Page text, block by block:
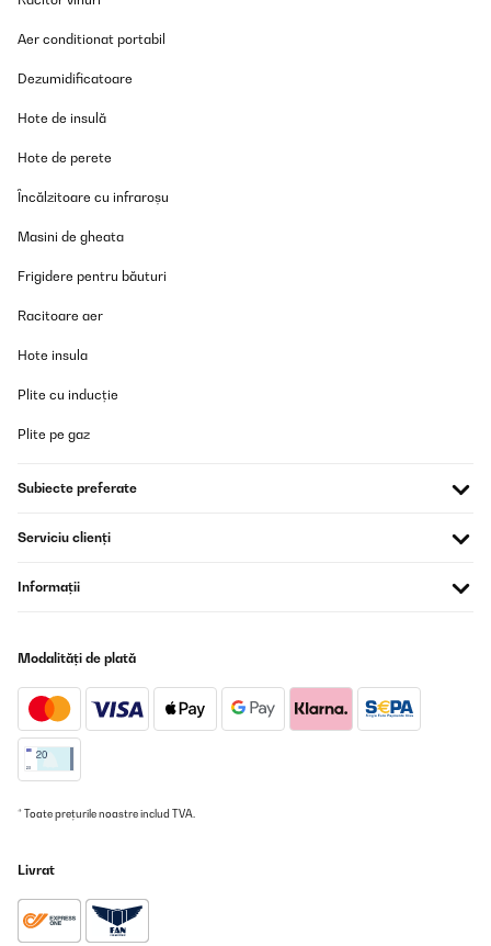
habe das Kochfeld nun zwei Jahre in Gebrauch und würde es für
den Preis definitiv wieder kaufen.klar muss man ein paar
manchen Töpfen/Pfannen brummt es etwas jedoch kommt die
gibt auch eine praktische Warmhalte Funktion.Wenn man mit drei
aufgrund der kompakten Anordnung etwas eingeschränkt. (z. b.
wird kaum/nicht funktionieren)
évaluation sans avoir acheté le produit ??
Nathalie
29/01/2026
smažení dle návodu smažím na 9 a můžu si k tomu klidně lehnout
Traducere
Amazon user
Aer conditionat portabil
Dezumidificatoare
Hote de insulă
Hote de perete
Încălzitoare cu infraroșu
Masini de gheata
Frigidere pentru băuturi
Racitoare aer
Hote insula
Plite cu inducție
Plite pe gaz
Subiecte preferate
Serviciu clienți
Informații
Modalități de plată
* Toate prețurile noastre includ TVA.
Livrat